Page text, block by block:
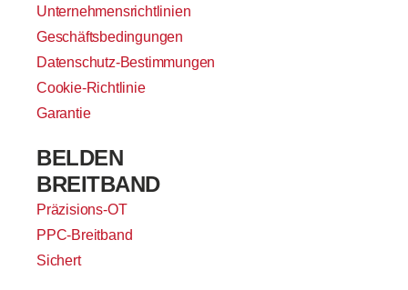
Unternehmensrichtlinien
Geschäftsbedingungen
Datenschutz-Bestimmungen
Cookie-Richtlinie
Garantie
BELDEN
BREITBAND
Präzisions-OT
PPC-Breitband
Sichert